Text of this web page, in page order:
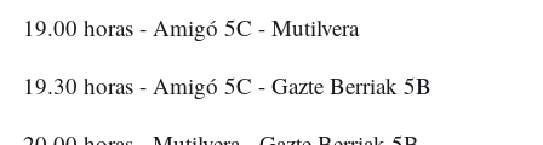
19.00 horas - Amigó 5C - Mutilvera
19.30 horas - Amigó 5C - Gazte Berriak 5B